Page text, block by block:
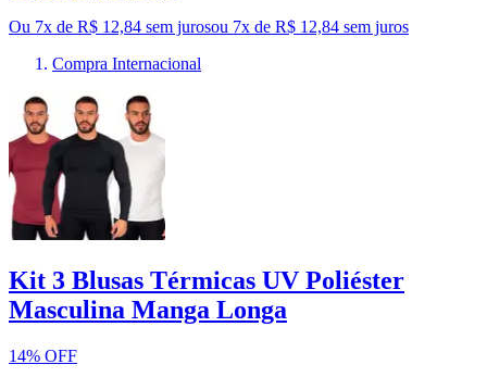
Ou 7x de R$ 12,84 sem jurosou 7x de R$ 12,84 sem juros
Compra Internacional
Kit 3 Blusas Térmicas UV Poliéster
Masculina Manga Longa
14% OFF